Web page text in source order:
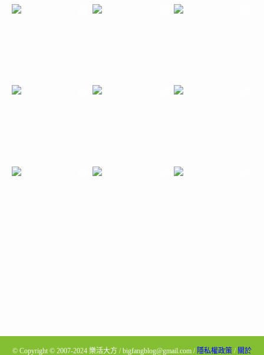
© Copyright © 2007-2024 樂活大方 / bigfangblog@gmail.com / 隱私權政策 / 關於